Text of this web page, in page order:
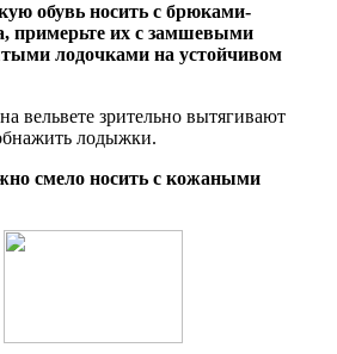
обувь носить с брюками-
примерьте их с замшевыми
лодочками на устойчивом
вельвете зрительно вытягивают
лодыжки.
смело носить с кожаными